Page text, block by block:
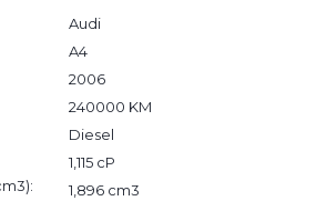
Audi
A4
2006
240000 KM
Diesel
1,115 cP
1,896 cm3